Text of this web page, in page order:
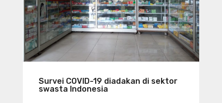
Survei COVID-19 diadakan di sektor
swasta Indonesia